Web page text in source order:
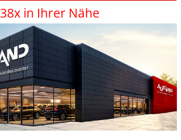
38x in Ihrer Nähe